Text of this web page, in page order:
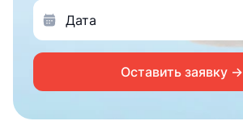
Оставить заявку →